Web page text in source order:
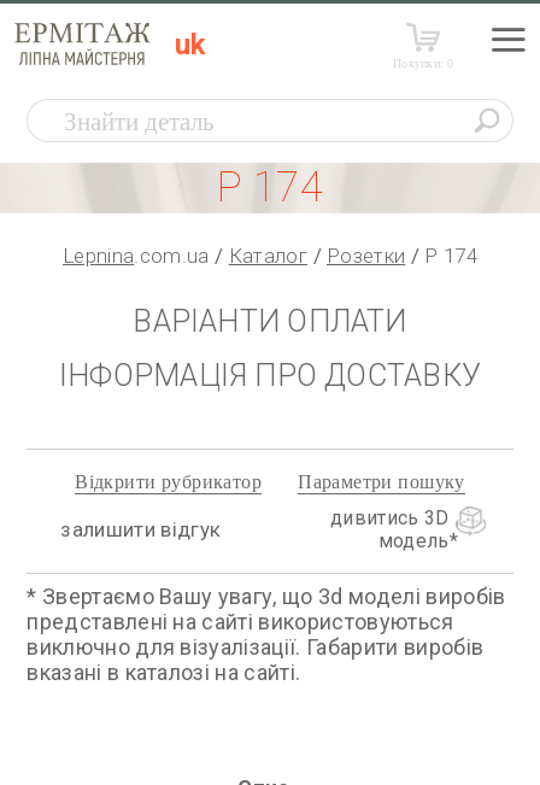
uk
Покупки:0
Р 174
Lepnina.com.ua Каталог Розетки Р 174
ВАРІАНТИ ОПЛАТИ
ІНФОРМАЦІЯ ПРО ДОСТАВКУ
залишити відгук
дивитись 3D
модель
Відкрити рубрикатор Параметри пошуку
* Звертаємо Вашу увагу, що 3d моделі виробів
представлені на сайті використовуються
виключно для візуалізації. Габарити виробів
вказані в каталозі на сайті.